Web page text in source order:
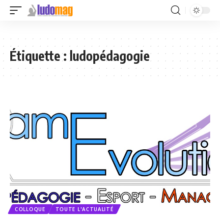
Étiquette :ludopédagogie
COLLOQUE TOUTE L'ACTUALITÉ